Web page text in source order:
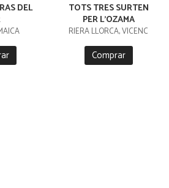
DEL
TOTS TRES SURTEN
PER L'OZAMA
RIERA LLORCA, VICENC
Comprar